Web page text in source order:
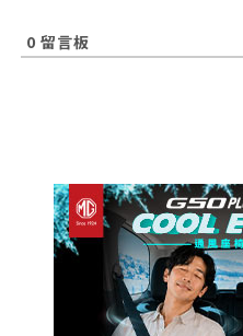
0 留言板